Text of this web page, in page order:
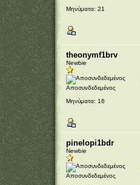
Μηνύματα: 21
theonymf1brv
Newbie
Αποσυνδεδεμένος
Μηνύματα: 16
pinelopi1bdr
Newbie
Αποσυνδεδεμένος